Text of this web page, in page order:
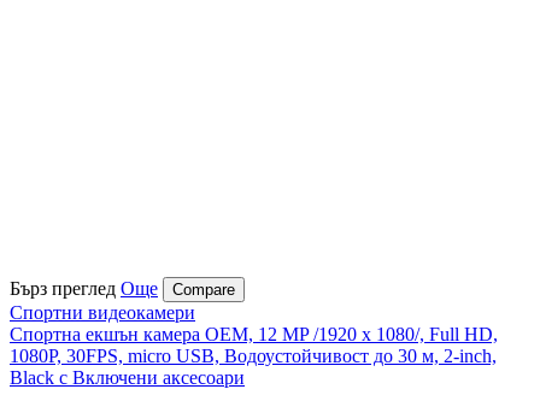
Бърз преглед Още Compare
Спортни видеокамери
Спортна екшън камера OEM, 12 MP /1920 x 1080/, Full HD,
1080P, 30FPS, micro USB, Водоустойчивост до 30 м, 2-inch,
Black с Включени аксесоари